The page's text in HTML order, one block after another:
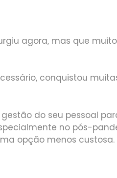
agora, mas que
conquistou
do seu pessoal
no pós-
opção menos custosa.